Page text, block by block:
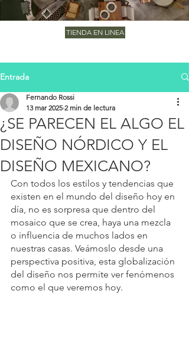
TIENDA EN LINEA
Entrada
¿SE PARECEN EL ALGO EL
DISEÑO NÓRDICO Y EL
DISEÑO MEXICANO?
Fernando Rossi
13 mar 2025 2 min de lectura
Con todos los estilos y tendencias que
existen en el mundo del diseño hoy en
día, no es sorpresa que dentro del
mosaico que se crea, haya una mezcla
o influencia de muchos lados en
nuestras casas. Veámoslo desde una
perspectiva positiva, esta globalización
del diseño nos permite ver fenómenos
como el que veremos hoy.